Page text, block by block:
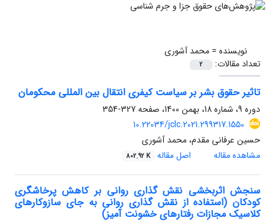
نویسنده =محمد آشوری
تعداد مقالات:
2
تاثیر حقوق بشر بر سیاست کیفری انتقال بین المللی محکومان
دوره 9، شماره 18، بهمن 1400، صفحه
327-354
10.22034/jclc.2021.299317.1550
حسین عرفانی مقدم، محمد آشوری
مشاهده مقاله
اصل مقاله 802.92 K
سنجش اثربخشی نقش‏ گذاری روانی بر کاهش پرخاشگری
کودکان (استفاده از نقش ‏گذاری روانی به جای سازوکارهای
کلاسیک مجازات رفتارهای خشونت‏ آمیز)